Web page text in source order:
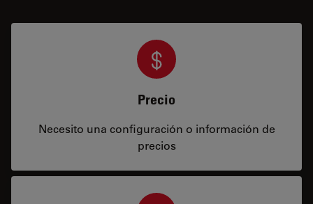
Precio
Necesito una configuración o información de
precios